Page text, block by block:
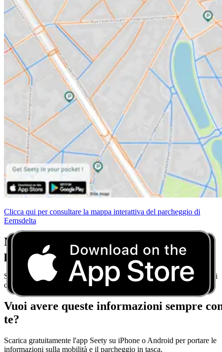
Clicca qui per consultare la mappa interattiva del parcheggio di
Eemsdelta
Non preoccuparti più delle regole di
parcheggio
Scarica Seety e ottieni consigli di parcheggio in tempo reale per ogni
città.
Vuoi avere queste informazioni sempre
te?
Scarica gratuitamente l'app Seety su iPhone o Android per portare le
informazioni sulla mobilità e il parcheggio in tasca.